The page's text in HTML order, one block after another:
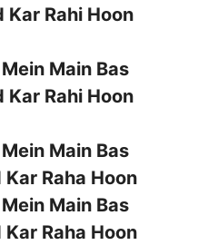
Kar Rahi Hoon
Main Bas
Kar Rahi Hoon
Main Bas
Raha Hoon
Main Bas
Raha Hoon